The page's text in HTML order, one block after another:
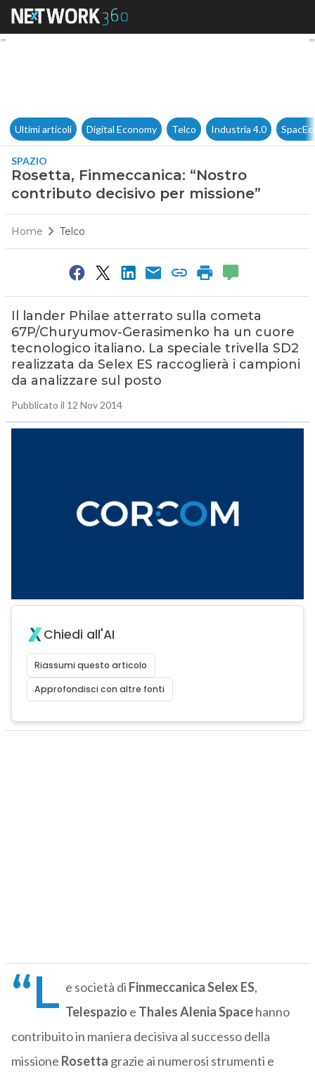
Rosetta, Finmeccanica:
Ultimi articoli Digital Economy Telco Industria 4.0
SPAZIO
Rosetta, Finmeccanica: “Nostro
contributo decisivo per missione”
Home Telco
Il lander Philae atterrato sulla cometa
67P/Churyumov-Gerasimenko ha un cuore
tecnologico italiano. La speciale trivella SD2
realizzata da Selex ES raccoglierà i campioni
da analizzare sul posto
Pubblicato il 12 Nov 2014
Chiedi all'AI
Riassumi questo articolo
Approfondisci con altre fonti
“L e società di FinmeccanicaSelex ES,
Telespazio e Thales Alenia Spacehanno
contribuito in maniera decisiva al successo della
missione Rosetta grazie ai numerosi strumenti e